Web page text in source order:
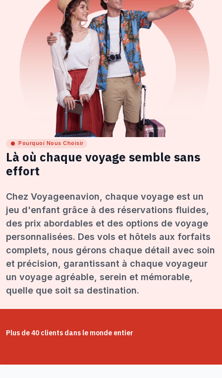
Pourquoi Nous Choisir
Là où chaque voyage semble sans
effort
Chez Voyageenavion, chaque voyage est un
jeu d'enfant grâce à des réservations fluides,
des prix abordables et des options de voyage
personnalisées. Des vols et hôtels aux forfaits
complets, nous gérons chaque détail avec soin
et précision, garantissant à chaque voyageur
un voyage agréable, serein et mémorable,
quelle que soit sa destination.
Plus de 40 clients dans le monde entier